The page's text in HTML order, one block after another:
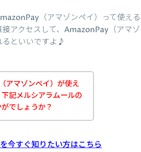
（アマゾンペイ）って使える
アクセスして、AmazonPay（アマゾ
るといいですよ♪
アマゾンペイ）が使え
記メルシアラムールの
でしょうか？
今すぐ知りたい方はこちら